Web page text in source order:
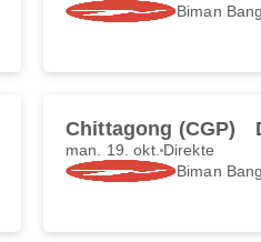
Biman
Chittagong (CGP)
man. 19. okt. Direkte
Biman